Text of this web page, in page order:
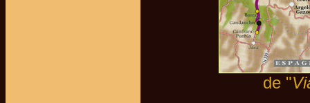
de "